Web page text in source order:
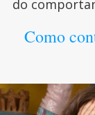
do
Como